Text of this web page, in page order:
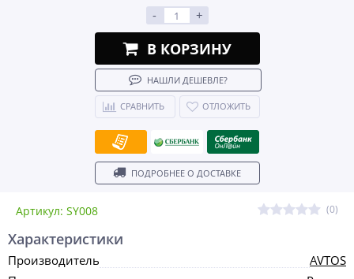
Артикул: SY008 (0)
- +
В КОРЗИНУ
НАШЛИ ДЕШЕВЛЕ?
СРАВНИТЬ ОТЛОЖИТЬ
ПОДРОБНЕЕ О ДОСТАВКЕ
Характеристики
Производитель
AVTOS